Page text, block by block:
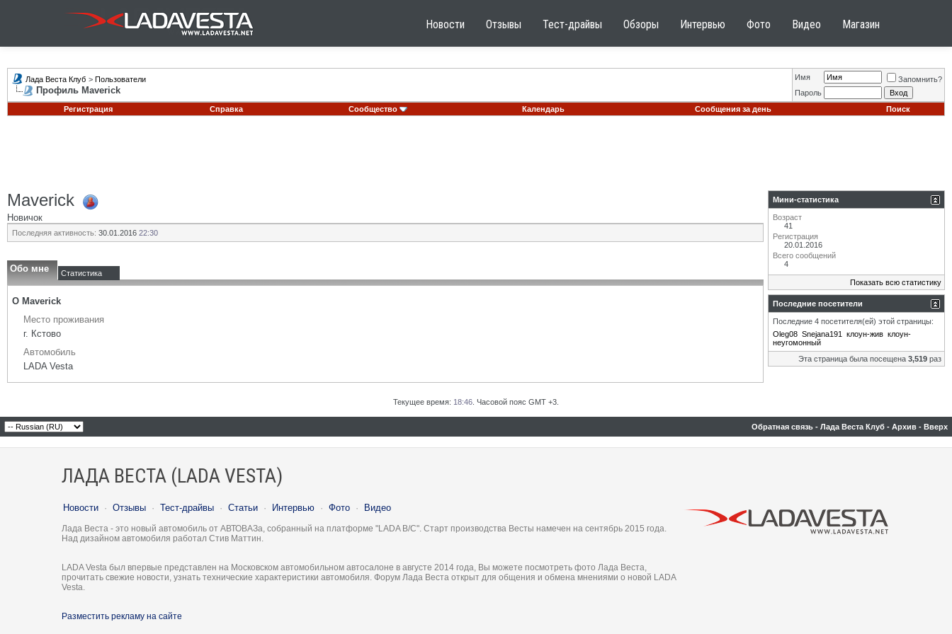
Новости Отзывы Тест-драйвы Обзоры Интервью Фото Видео Магазин
Лада Веста Клуб > Пользователи
Профиль Maverick
Имя
Запомнить?
Пароль
Регистрация
Справка Сообщество Календарь Сообщения за день Поиск
Maverick
Новичок
Последняя активность: 30.01.2016 22:30
Обо мне Статистика
О Maverick
Место проживания
г. Кстово
Автомобиль
LADA Vesta
Мини-статистика
Возраст
41
Регистрация
20.01.2016
Всего сообщений
4
Показать всю статистику
Последние посетители
Последние 4 посетителя(ей) этой страницы:
Oleg08 Snejana191 клоун-жив клоун-
неугомонный
Эта страница была посещена 3,519 раз
Текущее время: 18:46 . Часовой пояс GMT +3.
Обратная связь - Лада Веста Клуб - Архив - Вверх
ЛАДА ВЕСТА (LADA VESTA)
Новости · Отзывы · Тест-драйвы · Статьи · Интервью · Фото · Видео
Лада Веста - это новый автомобиль от АВТОВАЗа, собранный на платформе "LADA B/C". Старт производства Весты намечен на сентябрь 2015 года.
Над дизайном автомобиля работал Стив Маттин.
LADA Vesta был впервые представлен на Московском автомобильном автосалоне в августе 2014 года, Вы можете посмотреть фото Лада Веста,
прочитать свежие новости, узнать технические характеристики автомобиля. Форум Лада Веста открыт для общения и обмена мнениями о новой LADA
Vesta.
Разместить рекламу на сайте